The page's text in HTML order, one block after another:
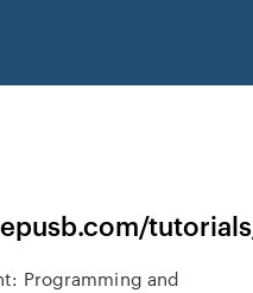
Programming and